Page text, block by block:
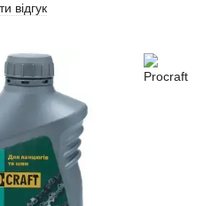
відгук